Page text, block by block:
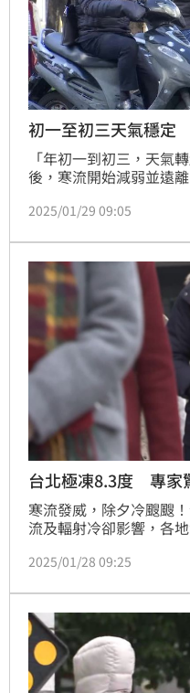
初一至初三天氣穩定
「年初一到初三，天氣
後，寒流開始減弱並遠
受輻射冷卻影響，各地
於水氣增多。
2025/01/29 09:05
台北極凍8.3度 專家
寒流發威，除夕冷颼颼
流及輻射冷卻影響，各
同時附一張圖，驚呼今
2025/01/28 09:25